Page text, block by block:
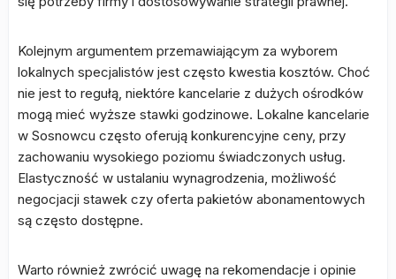
Kolejnym argumentem przemawiającym za wyborem
lokalnych specjalistów jest często kwestia kosztów. Choć
nie jest to regułą, niektóre kancelarie z dużych ośrodków
mogą mieć wyższe stawki godzinowe. Lokalne kancelarie
w Sosnowcu często oferują konkurencyjne ceny, przy
zachowaniu wysokiego poziomu świadczonych usług.
Elastyczność w ustalaniu wynagrodzenia, możliwość
negocjacji stawek czy oferta pakietów abonamentowych
są często dostępne.
Warto również zwrócić uwagę na rekomendacje i opinie